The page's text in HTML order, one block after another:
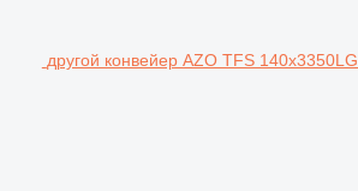
другой конвейер AZO TFS